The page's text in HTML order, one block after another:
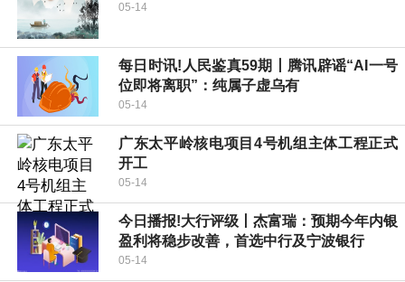
05-14
每日时讯!人民鉴真59期丨腾讯辟谣“AI一号
位即将离职”：纯属子虚乌有
05-14
广东太平岭核电项目4号机组主体工程正式
开工
05-14
今日播报!大行评级丨杰富瑞：预期今年内银
盈利将稳步改善，首选中行及宁波银行
05-14